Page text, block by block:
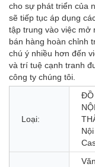
cho sự phát triển của
sẽ tiếp tục áp dụng
tập trung vào việc mở
bán hàng hoàn chỉnh
chú ý nhiều hơn đến
và trí tuệ cạnh tranh
công ty chúng tôi.
Loại:
ĐỒ
NỘI
Văn